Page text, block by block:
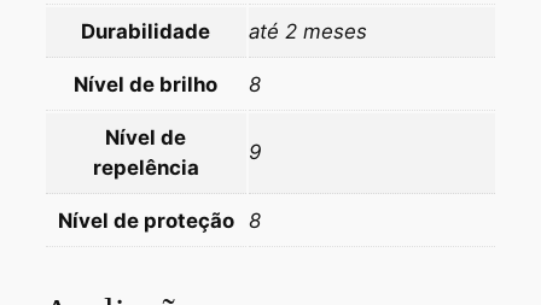
Durabilidade até 2 meses
Nível de brilho 8
Nível de
repelência
9
Nível de proteção 8